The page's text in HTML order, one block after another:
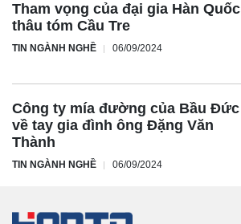
Tham vọng của đại gia Hàn Quốc
thâu tóm Cầu Tre
TIN NGÀNH NGHỀ 06/09/2024
Công ty mía đường của Bầu Đức
về tay gia đình ông Đặng Văn
Thành
TIN NGÀNH NGHỀ 06/09/2024